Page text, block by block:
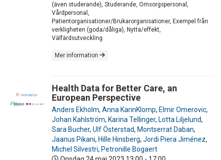
(även studerande), Studerande, Omsorgspersonal,
Vårdpersonal,
Patientorganisationer/Brukarorganisationer, Exempel från
verkligheten (goda/dåliga), Nytta/effekt,
Välfärdsutveckling
Mer information
Health Data for Better Care, an
European Perspective
Anders Ekholm, Anna KarinKlomp, Elmir Omerovic,
Johan Kahlström, Karina Tellinger, Lotta Liljelund,
Sara Bucher, Ulf Österstad, Montserrat Daban,
Jaanus Pikani, Hille Hinsberg, Jordi Piera Jiménez,
Michel Silvestri, Petronille Bogaert